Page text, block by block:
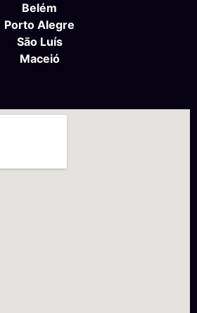
Belém
Porto Alegre
São Luís
Maceió